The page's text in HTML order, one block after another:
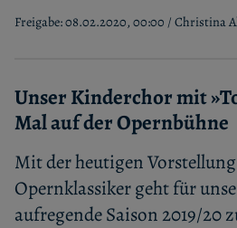
Freigabe: 08.02.2020, 00:00 / Christina
Unser Kinderchor mit
Mal auf der Opernbühne
Mit der heutigen
Opernklassiker geht für
aufregende Saison 2019/20